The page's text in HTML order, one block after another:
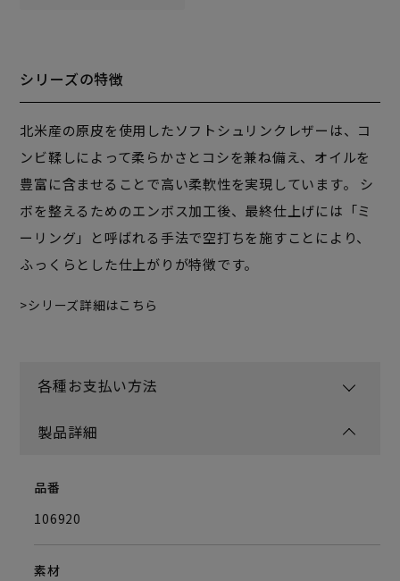
シリーズの特徴
北米産の原皮を使用したソフトシュリンクレザーは、コ
ンビ鞣しによって柔らかさとコシを兼ね備え、オイルを
豊富に含ませることで高い柔軟性を実現しています。 シ
ボを整えるためのエンボス加工後、最終仕上げには「ミ
ーリング」と呼ばれる手法で空打ちを施すことにより、
ふっくらとした仕上がりが特徴です。
シリーズ詳細はこちら
各種お支払い方法
製品詳細
品番
106920
素材